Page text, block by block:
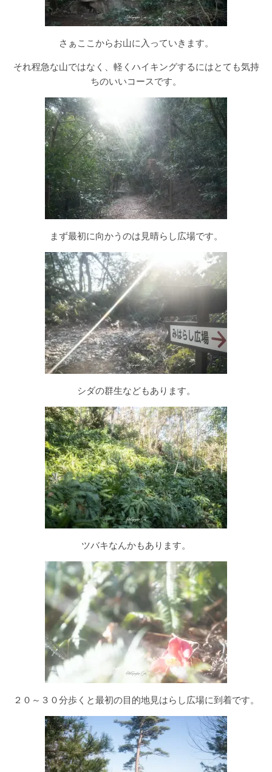
さぁここからお山に入っていきます。
それ程急な山ではなく、軽くハイキングするにはとても気持
ちのいいコースです。
まず最初に向かうのは見晴らし広場です。
シダの群生などもあります。
ツバキなんかもあります。
２０～３０分歩くと最初の目的地見はらし広場に到着です。